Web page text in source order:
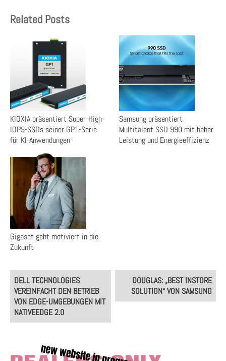
Related Posts
KIOXIA präsentiert Super-High-
IOPS-SSDs seiner GP1-Serie
für KI-Anwendungen
Samsung präsentiert
Multitalent SSD 990 mit hoher
Leistung und Energieeffizienz
Gigaset geht motiviert in die
Zukunft
Post
navigation
DELL TECHNOLOGIES
VEREINFACHT DEN BETRIEB
VON EDGE-UMGEBUNGEN MIT
NATIVEEDGE 2.0
DOUGLAS: „BEST INSTORE
SOLUTION“ VON SAMSUNG